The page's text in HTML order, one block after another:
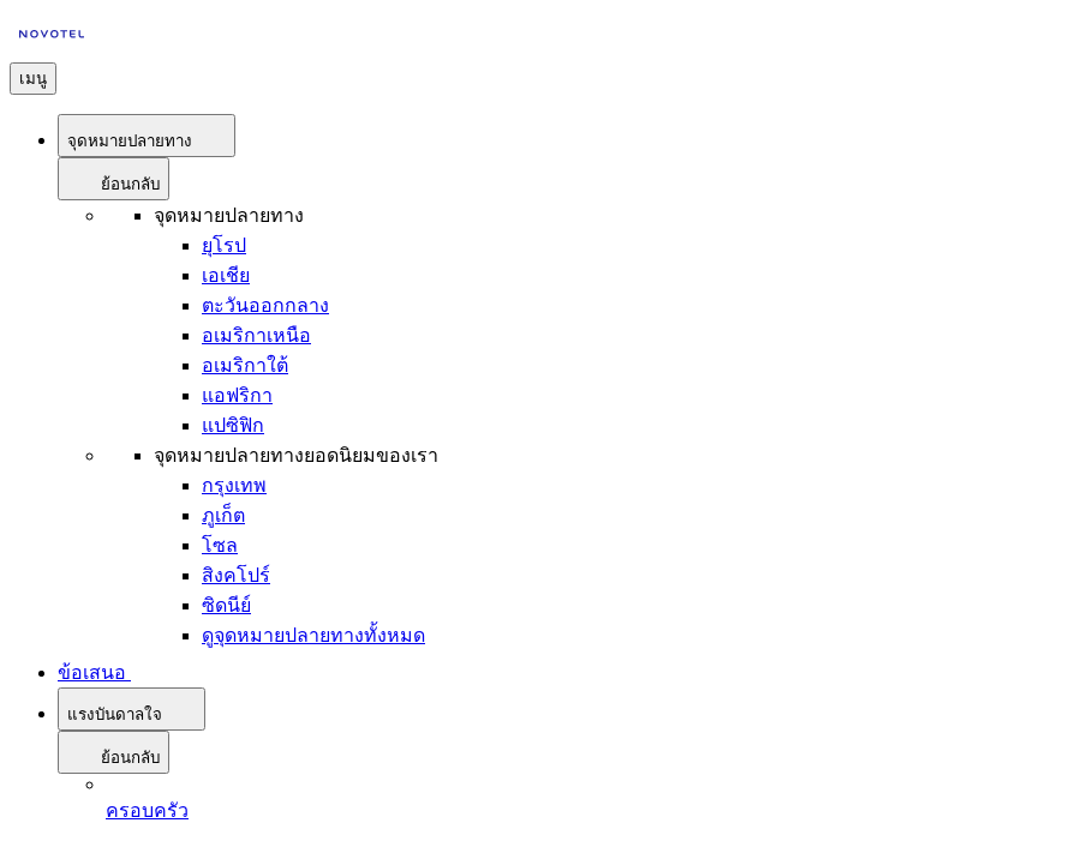
เมนู
จุดหมายปลายทาง
ย้อนกลับ
จุดหมายปลายทาง
ยุโรป
เอเชีย
ตะวันออกกลาง
อเมริกาเหนือ
อเมริกาใต้
แอฟริกา
แปซิฟิก
จุดหมายปลายทางยอดนิยมของเรา
กรุงเทพ
ภูเก็ต
โซล
สิงคโปร์
ซิดนีย์
ดูจุดหมายปลายทางทั้งหมด
ข้อเสนอ
แรงบันดาลใจ
ย้อนกลับ
ครอบครัว